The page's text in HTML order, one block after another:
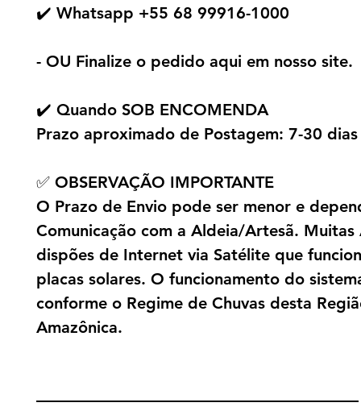
✔️ Whatsapp +55 68 99916-1000
- OU Finalize o pedido aqui em nosso site.
✔️ Quando SOB ENCOMENDA
Prazo aproximado de Postagem: 7-30 dias
✅ OBSERVAÇÃO IMPORTANTE
O Prazo de Envio pode ser menor e
Comunicação com a Aldeia/Artesã. Muitas
dispões de Internet via Satélite que
placas solares. O funcionamento do
conforme o Regime de Chuvas desta
Amazônica.
————————————————————